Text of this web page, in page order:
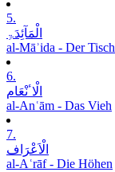
5.
الْمَآئِدَۃِ
al-Māʾida - Der Tisch
6.
الْاٴنْعَام
al-Anʿām - Das Vieh
7.
الْاَعْرَاف
al-Aʿrāf - Die Höhen